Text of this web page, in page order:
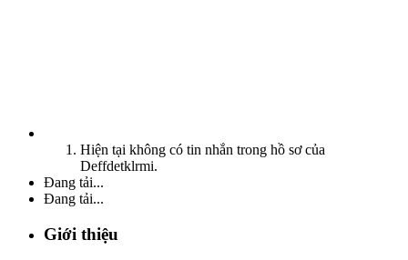
Hiện tại không có tin nhắn trong hồ sơ của
Deffdetklrmi.
Đang tải...
Đang tải...
Giới thiệu